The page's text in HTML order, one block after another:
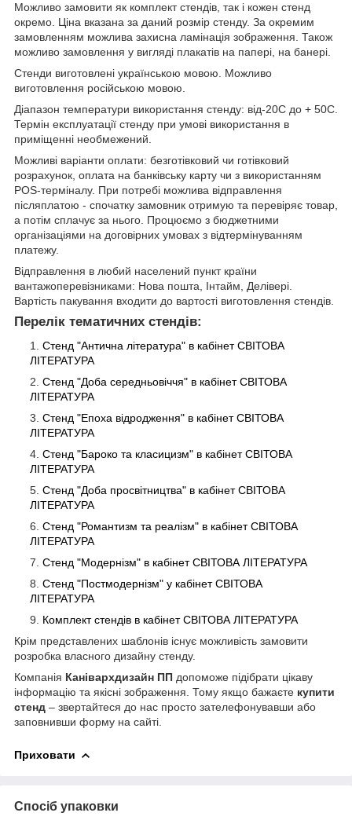
Можливо замовити як комплект стендів, так і кожен стенд
окремо. Ціна вказана за даний розмір стенду. За окремим
замовленням можлива захисна ламінація зображення. Також
можливо замовлення у вигляді плакатів на папері, на банері.
Стенди виготовлені українською мовою. Можливо
виготовлення російською мовою.
Діапазон температури використання стенду: від-20С до + 50С.
Термін експлуатації стенду при умові використання в
приміщенні необмежений.
Можливі варіанти оплати: безготівковий чи готівковий
розрахунок, оплата на банківську карту чи з використанням
POS-терміналу. При потребі можлива відправлення
післяплатою - спочатку замовник отримую та перевіряє товар,
а потім сплачує за нього. Процюємо з бюджетними
організаціями на договірних умовах з відтермінуванням
платежу.
Відправлення в любий населений пункт країни
вантажоперевізниками: Нова пошта, Інтайм, Делівері.
Вартість пакування входити до вартості виготовлення стендів.
Перелік тематичних стендів:
Стенд "Антична література" в кабінет СВІТОВА
ЛІТЕРАТУРА
Стенд "Доба середньовіччя" в кабінет СВІТОВА
ЛІТЕРАТУРА
Стенд "Епоха відродження" в кабінет СВІТОВА
ЛІТЕРАТУРА
Стенд "Бароко та класицизм" в кабінет СВІТОВА
ЛІТЕРАТУРА
Стенд "Доба просвітництва" в кабінет СВІТОВА
ЛІТЕРАТУРА
Стенд "Романтизм та реалізм" в кабінет СВІТОВА
ЛІТЕРАТУРА
Стенд "Модернізм" в кабінет СВІТОВА ЛІТЕРАТУРА
Стенд "Постмодернізм" у кабінет СВІТОВА
ЛІТЕРАТУРА
Комплект стендів в кабінет СВІТОВА ЛІТЕРАТУРА
Крім представлених шаблонів існує можливість замовити
розробка власного дизайну стенду.
Компанія Канівархдизайн ПП допоможе підібрати цікаву
інформацію та якісні зображення. Тому якщо бажаєте купити
стенд – звертайтеся до нас просто зателефонувавши або
заповнивши форму на сайті.
Приховати
Спосіб упаковки